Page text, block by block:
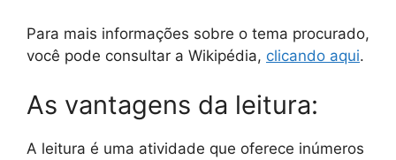
Para mais informações sobre o tema procurado,
você pode consultar a Wikipédia, clicando aqui.
As vantagens da leitura:
A leitura é uma atividade que oferece inúmeros